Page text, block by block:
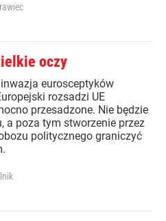
oczy
eurosceptyków
rozsadzi UE
przesadzone. Nie będzie
a poza tym stworzenie przez
politycznego graniczyć